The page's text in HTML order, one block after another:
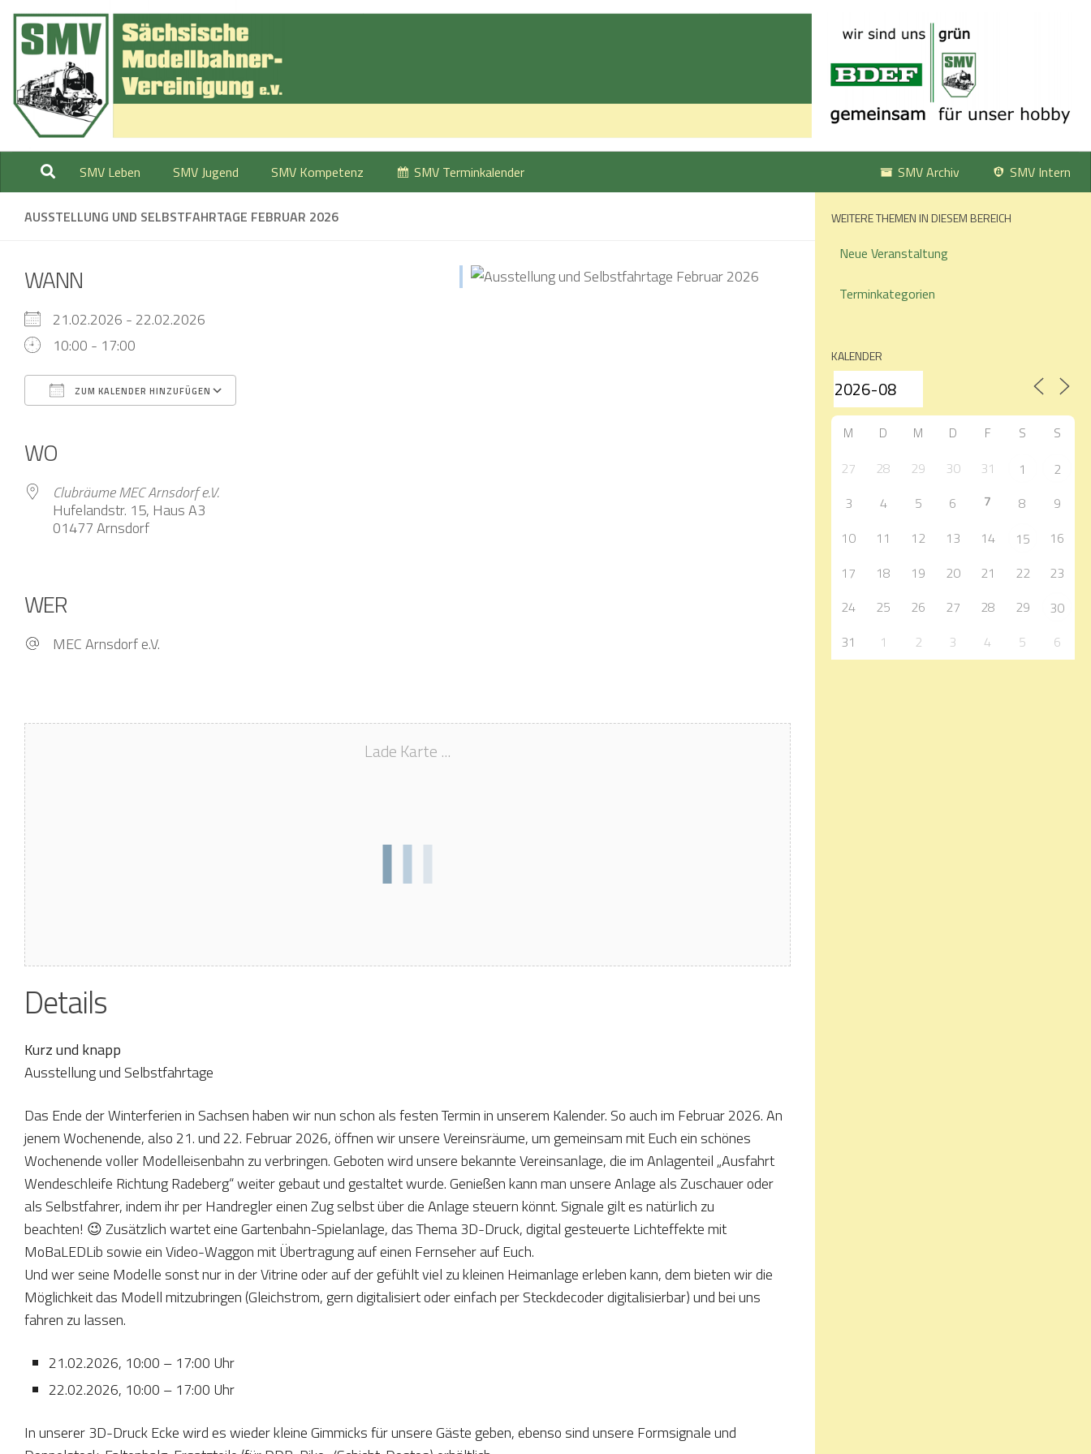
Zum Inhalt springen
SMV Leben SMV Jugend SMV Kompetenz SMV Intern
SMV Archiv
SMV Terminkalender
AUSSTELLUNG UND SELBSTFAHRTAGE FEBRUAR 2026
WANN
21.02.2026 - 22.02.2026
10:00 - 17:00
ZUM KALENDER HINZUFÜGEN
WO
Clubräume MEC Arnsdorf e.V.
Hufelandstr. 15, Haus A3
01477 Arnsdorf
WER
MEC Arnsdorf e.V.
Lade Karte ...
Details
Kurz und knapp
Ausstellung und Selbstfahrtage
Das Ende der Winterferien in Sachsen haben wir nun schon als festen Termin in unserem Kalender. So auch im Februar 2026. An
jenem Wochenende, also 21. und 22. Februar 2026, öffnen wir unsere Vereinsräume, um gemeinsam mit Euch ein schönes
Wochenende voller Modelleisenbahn zu verbringen. Geboten wird unsere bekannte Vereinsanlage, die im Anlagenteil „Ausfahrt
Wendeschleife Richtung Radeberg“ weiter gebaut und gestaltet wurde. Genießen kann man unsere Anlage als Zuschauer oder
als Selbstfahrer, indem ihr per Handregler einen Zug selbst über die Anlage steuern könnt. Signale gilt es natürlich zu
beachten! 😉 Zusätzlich wartet eine Gartenbahn-Spielanlage, das Thema 3D-Druck, digital gesteuerte Lichteffekte mit
MoBaLEDLib sowie ein Video-Waggon mit Übertragung auf einen Fernseher auf Euch.
Und wer seine Modelle sonst nur in der Vitrine oder auf der gefühlt viel zu kleinen Heimanlage erleben kann, dem bieten wir die
Möglichkeit das Modell mitzubringen (Gleichstrom, gern digitalisiert oder einfach per Steckdecoder digitalisierbar) und bei uns
fahren zu lassen.
21.02.2026, 10:00 – 17:00 Uhr
22.02.2026, 10:00 – 17:00 Uhr
In unserer 3D-Druck Ecke wird es wieder kleine Gimmicks für unsere Gäste geben, ebenso sind unsere Formsignale und
WEITERE THEMEN IN DIESEM BEREICH
Neue Veranstaltung
Terminkategorien
KALENDER
M D M D F S S
27 28 29 30 31 1
2
3
4 5 6 7 8
9
10
11 12 13 14 15
16
17
18 19 20 21 22
23
24
25 26 27 28 29
30
31
1 2 3 4 5 6